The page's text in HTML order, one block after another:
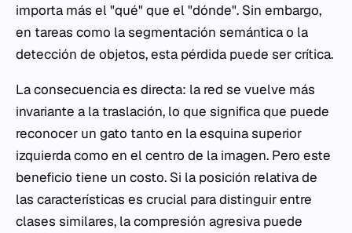
importa más el "qué" que el "dónde". Sin embargo,
en tareas como la segmentación semántica o la
detección de objetos, esta pérdida puede ser crítica.
La consecuencia es directa: la red se vuelve más
invariante a la traslación, lo que significa que puede
reconocer un gato tanto en la esquina superior
izquierda como en el centro de la imagen. Pero este
beneficio tiene un costo. Si la posición relativa de
las características es crucial para distinguir entre
clases similares, la compresión agresiva puede